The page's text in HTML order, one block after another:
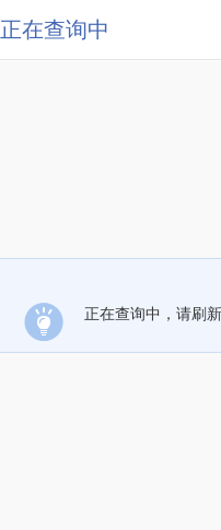
正在查询中
正在查询中，请刷